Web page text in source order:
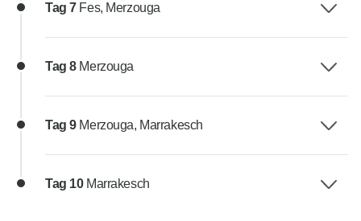
Tag 7 Fes, Merzouga
Tag 8 Merzouga
Tag 9 Merzouga, Marrakesch
Tag 10 Marrakesch